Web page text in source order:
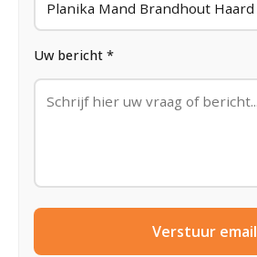
Uw bericht *
Verstuur email